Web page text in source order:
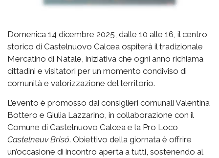
Domenica 14 dicembre 2025, dalle 10 alle 16, il centro
storico di Castelnuovo Calcea ospiterà il tradizionale
Mercatino di Natale, iniziativa che ogni anno richiama
cittadini e visitatori per un momento condiviso di
comunità e valorizzazione del territorio.
L’evento è promosso dai consiglieri comunali Valentina
Bottero e Giulia Lazzarino, in collaborazione con il
Comune di Castelnuovo Calcea e la Pro Loco
Castelneuv Brisó. Obiettivo della giornata è offrire
un’occasione di incontro aperta a tutti, sostenendo al